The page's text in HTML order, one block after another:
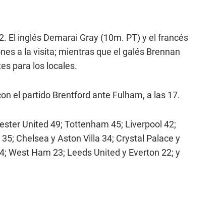
El inglés Demarai Gray (10m. PT) y el francés
a la visita; mientras que el galés Brennan
para los locales.
el partido Brentford ante Fulham, a las 17.
United 49; Tottenham 45; Liverpool 42;
Chelsea y Aston Villa 34; Crystal Palace y
West Ham 23; Leeds United y Everton 22; y